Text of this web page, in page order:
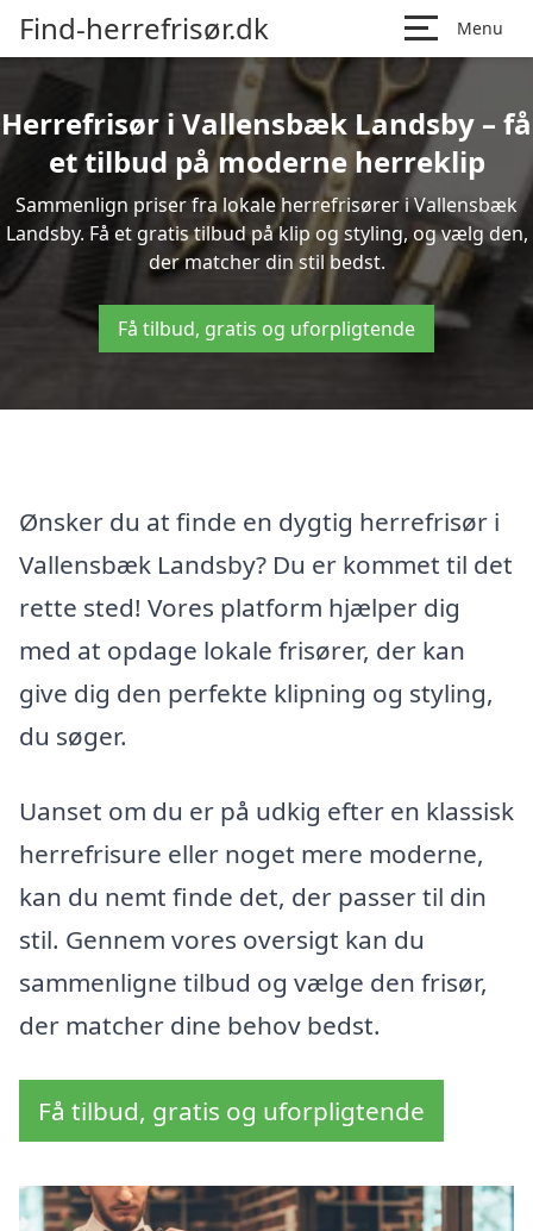
Find-herrefrisør.dk Menu
Herrefrisør i Vallensbæk Landsby – få
et tilbud på moderne herreklip
Sammenlign priser fra lokale herrefrisører i Vallensbæk
Landsby. Få et gratis tilbud på klip og styling, og vælg den,
der matcher din stil bedst.
Få tilbud, gratis og uforpligtende
Ønsker du at finde en dygtig herrefrisør i
Vallensbæk Landsby? Du er kommet til det
rette sted! Vores platform hjælper dig
med at opdage lokale frisører, der kan
give dig den perfekte klipning og styling,
du søger.
Uanset om du er på udkig efter en klassisk
herrefrisure eller noget mere moderne,
kan du nemt finde det, der passer til din
stil. Gennem vores oversigt kan du
sammenligne tilbud og vælge den frisør,
der matcher dine behov bedst.
Få tilbud, gratis og uforpligtende